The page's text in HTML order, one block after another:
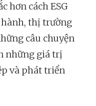
hơn cách ESG
hành, thị trường
câu chuyện
những giá trị
và phát triển